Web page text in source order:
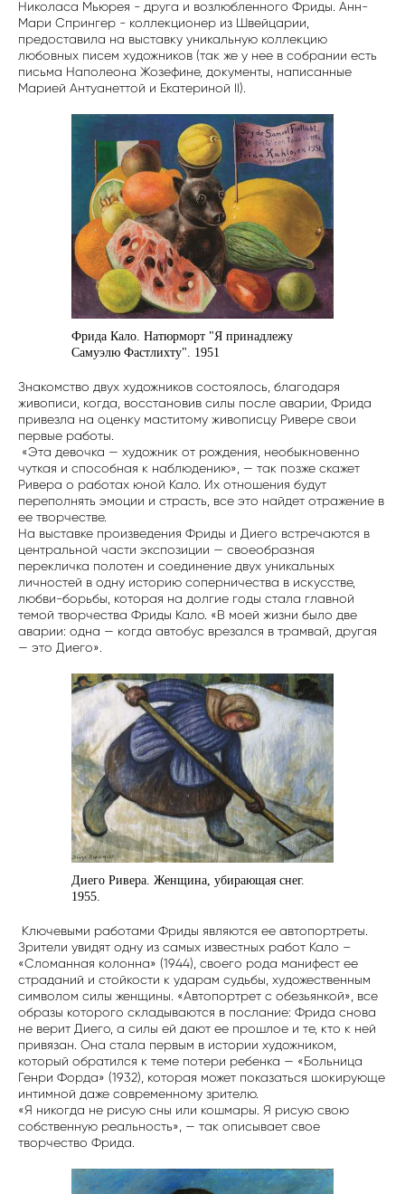
Николаса Мьюрея - друга и возлюбленного Фриды. Анн-
Мари Спрингер - коллекционер из Швейцарии,
предоставила на выставку уникальную коллекцию
любовных писем художников (так же у нее в собрании есть
письма Наполеона Жозефине, документы, написанные
Марией Антуанеттой и Екатериной II).
Фрида Кало. Натюрморт "Я принадлежу
Самуэлю Фастлихту". 1951
Знакомство двух художников состоялось, благодаря
живописи, когда, восстановив силы после аварии, Фрида
привезла на оценку маститому живописцу Ривере свои
первые работы.
«Эта девочка — художник от рождения, необыкновенно
чуткая и способная к наблюдению», — так позже скажет
Ривера о работах юной Кало. Их отношения будут
переполнять эмоции и страсть, все это найдет отражение в
ее творчестве.
На выставке произведения Фриды и Диего встречаются в
центральной части экспозиции — своеобразная
перекличка полотен и соединение двух уникальных
личностей в одну историю соперничества в искусстве,
любви-борьбы, которая на долгие годы стала главной
темой творчества Фриды Кало. «В моей жизни было две
аварии: одна — когда автобус врезался в трамвай, другая
— это Диего».
Диего Ривера. Женщина, убирающая снег.
1955.
Ключевыми работами Фриды являются ее автопортреты.
Зрители увидят одну из самых известных работ Кало –
«Сломанная колонна» (1944), своего рода манифест ее
страданий и стойкости к ударам судьбы, художественным
символом силы женщины. «Автопортрет с обезьянкой», все
образы которого складываются в послание: Фрида снова
не верит Диего, а силы ей дают ее прошлое и те, кто к ней
привязан. Она стала первым в истории художником,
который обратился к теме потери ребенка — «Больница
Генри Форда» (1932), которая может показаться шокирующе
интимной даже современному зрителю.
«Я никогда не рисую сны или кошмары. Я рисую свою
собственную реальность», — так описывает свое
творчество Фрида.